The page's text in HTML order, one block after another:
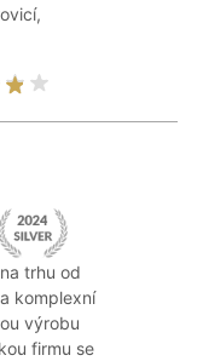
trhu od
komplexní
výrobu
firmu se